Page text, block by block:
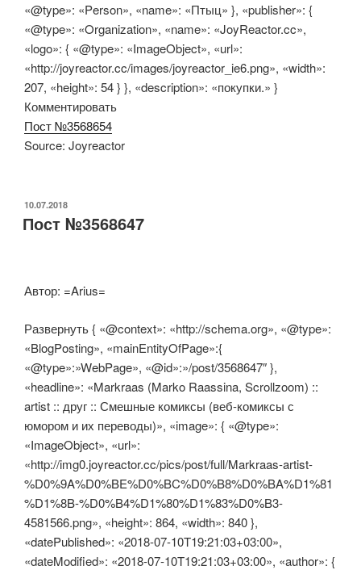
«@type»: «Person», «name»: «Птыц» }, «publisher»: {
«@type»: «Organization», «name»: «JoyReactor.cc»,
«logo»: { «@type»: «ImageObject», «url»:
«http://joyreactor.cc/images/joyreactor_ie6.png», «width»:
207, «height»: 54 } }, «description»: «покупки.» }
Комментировать
Пост №3568654
Source: Joyreactor
ОПУБЛИКОВАНО
10.07.2018
Пост №3568647
Автор: =Arius=
Развернуть { «@context»: «http://schema.org», «@type»:
«BlogPosting», «mainEntityOfPage»:{
«@type»:»WebPage», «@id»:»/post/3568647″ },
«headline»: «Markraas (Marko Raassina, Scrollzoom) ::
artist :: друг :: Смешные комиксы (веб-комиксы с
юмором и их переводы)», «image»: { «@type»:
«ImageObject», «url»:
«http://img0.joyreactor.cc/pics/post/full/Markraas-artist-
%D0%9A%D0%BE%D0%BC%D0%B8%D0%BA%D1%81
%D1%8B-%D0%B4%D1%80%D1%83%D0%B3-
4581566.png», «height»: 864, «width»: 840 },
«datePublished»: «2018-07-10T19:21:03+03:00»,
«dateModified»: «2018-07-10T19:21:03+03:00», «author»: {